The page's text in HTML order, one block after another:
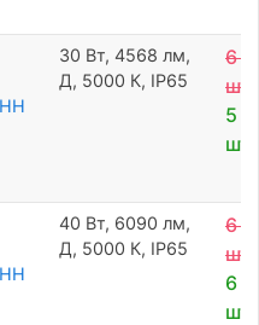
НН
30 Вт, 4568 лм,
Д, 5000 К, IP65
6
шт
5
шт
НН
40 Вт, 6090 лм,
Д, 5000 К, IP65
6
шт
6
шт